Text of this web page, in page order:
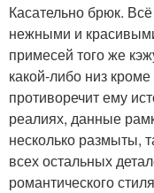
Касательно брюк.
нежными и
примесей того же
какой-либо низ
противоречит ему
реалиях, данные
несколько размыты,
всех остальных
романтического